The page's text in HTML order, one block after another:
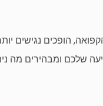
הופכים נגישים
שלכם ומבהירים